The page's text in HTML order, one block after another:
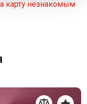
карту незнакомым